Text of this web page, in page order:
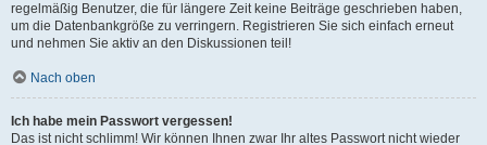
regelmäßig Benutzer, die für längere Zeit keine Beiträge geschrieben haben,
um die Datenbankgröße zu verringern. Registrieren Sie sich einfach erneut
und nehmen Sie aktiv an den Diskussionen teil!
Nach oben
Ich habe mein Passwort vergessen!
Das ist nicht schlimm! Wir können Ihnen zwar Ihr altes Passwort nicht wieder